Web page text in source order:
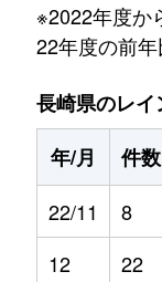
※2022年度か
22年度の前年
長崎県のレ
年/月
件数
22/11
8
12
22